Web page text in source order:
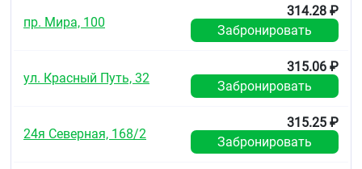
10 мг/сут
30-49
Тяжелая
пр. Мира, 100
314.28 ₽
Забронировать
ул. Красный Путь, 32
315.06 ₽
Забронировать
24я Северная, 168/2
315.25 ₽
Забронировать